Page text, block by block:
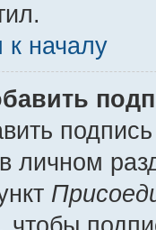
к началу
личном